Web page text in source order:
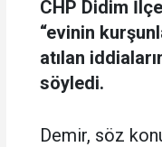
CHP Didim
“evinin
atılan
söyledi.
Demir, söz